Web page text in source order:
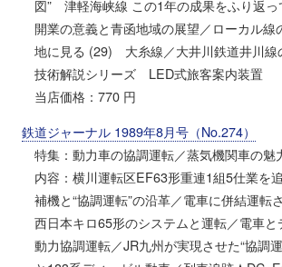
図” 津軽海峡線 この1年の成果をふり返
開業の意義と青函地域の展望／ローカル線
地に見る (29) 大糸線／大井川鉄道井川線
技術解説シリーズ LED式旅客案内装置
当店価格：770 円
鉄道ジャーナル 1989年8月号（No.274）
特集：動力車の協調運転／蒸気機関車の魅
内容：横川運転区EF63形重連1組5仕業を
補機と“協調運転”の沿革／電車に併結運
西日本キロ65形のシステムと運転／電車
動力協調運転／JR九州が実現させた“協調